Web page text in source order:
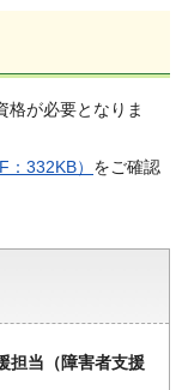
格が必要となりま
332KB） をご確認
担当（障害者支援